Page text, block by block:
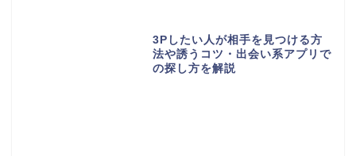
3Pしたい人が相手を見つける方
法や誘うコツ・出会い系アプリで
の探し方を解説